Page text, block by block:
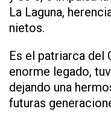
La Laguna,
nietos.
Es el patriarca del
enorme legado,
dejando una
futuras